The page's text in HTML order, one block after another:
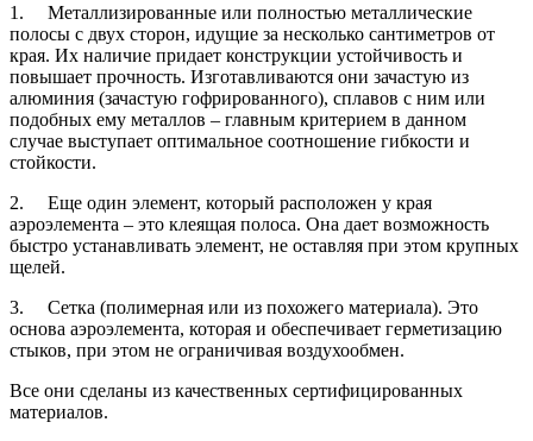
1. Металлизированные или полностью металлические
полосы с двух сторон, идущие за несколько сантиметров от
края. Их наличие придает конструкции устойчивость и
повышает прочность. Изготавливаются они зачастую из
алюминия (зачастую гофрированного), сплавов с ним или
подобных ему металлов – главным критерием в данном
случае выступает оптимальное соотношение гибкости и
стойкости.
2. Еще один элемент, который расположен у края
аэроэлемента – это клеящая полоса. Она дает возможность
быстро устанавливать элемент, не оставляя при этом крупных
щелей.
3. Сетка (полимерная или из похожего материала). Это
основа аэроэлемента, которая и обеспечивает герметизацию
стыков, при этом не ограничивая воздухообмен.
Все они сделаны из качественных сертифицированных
материалов.